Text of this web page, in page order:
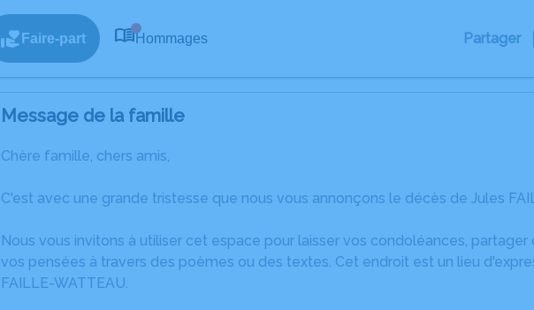
Faire-part Hommages Partager
Message de la famille
Chère famille, chers amis,
C'est avec une grande tristesse que nous vous annonçons le décès de Jules
Nous vous invitons à utiliser cet espace pour laisser vos condoléances,
vos pensées à travers des poèmes ou des textes. Cet endroit est un lieu
FAILLE-WATTEAU.